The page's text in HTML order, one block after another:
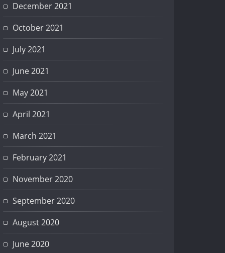
December 2021
October 2021
July 2021
June 2021
May 2021
April 2021
March 2021
February 2021
November 2020
September 2020
August 2020
June 2020